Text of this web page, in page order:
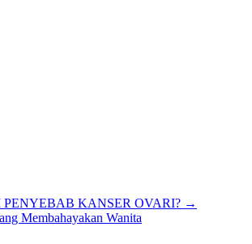
KANSER OVARI? →
Membahayakan Wanita